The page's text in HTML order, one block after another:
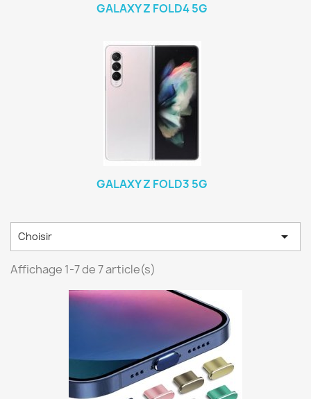
GALAXY Z FOLD4 5G
GALAXY Z FOLD3 5G
Choisir 
Affichage 1-7 de 7 article(s)